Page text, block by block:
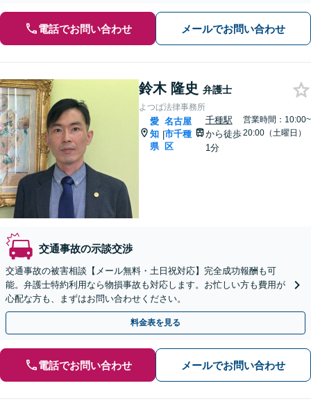
電話でお問い合わせ メールでお問い合わせ
鈴木 隆史 弁護士
よつば法律事務所
愛
知
県
|
名古屋
市千種
区
千種駅
から徒歩
1分
営業時間：10:00~
20:00（土曜日）
交通事故の示談交渉
交通事故の被害相談【メール無料・土日祝対応】完全成功報酬も可
能。弁護士特約利用なら物損事故も対応します。お忙しい方も費用が
心配な方も、まずはお問い合わせください。
料金表を見る
電話でお問い合わせ メールでお問い合わせ